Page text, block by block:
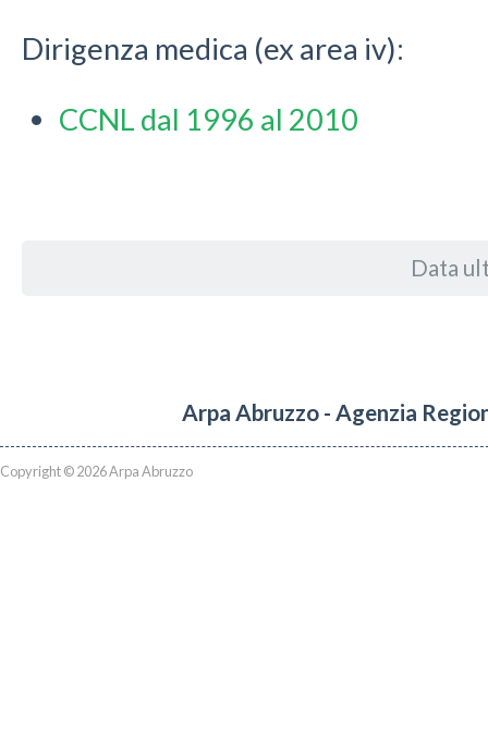
Dirigenza medica (ex area iv):
CCNL dal 1996 al 2010
Data
Arpa Abruzzo - Agenzia
Copyright © 2026 Arpa Abruzzo